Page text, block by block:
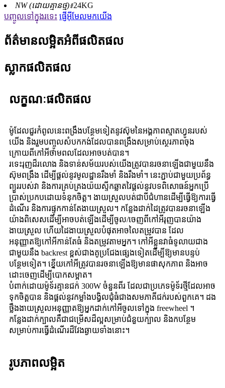
NW (ដោយគ្មានថ្ម)៖24KG
បញ្ចូលទៅក្នុងរទេះ ផ្ញើអ៊ីមែលមកយើង
ព័ត៌មានលម្អិតអំពីផលិតផល
ស្លាកផលិតផល
លក្ខណៈផលិតផល
ម៉ូដែលជួរកំពូលនេះពង្រឹងបន្ថែមទៀតនូវស៊ុមនៃអង្គភាពស្មាតហ្វូនរបស់
យើង និងរួមបញ្ចូលសំបកកង់ដែលបានពង្រឹងសម្រាប់ស្ថេរភាពចុង
ក្រោយពីកៅអីថាមពលដែលអាចបត់បាន។
រទេះរុញដ៏រលោង និងទាន់សម័យរបស់យើងត្រូវបានរចនាឡើងជាមួយនឹង
ស៊ុមពង្រឹង ដើម្បីផ្តល់នូវមូលដ្ឋានរឹងមាំ និងរឹងមាំ។ នេះភ្ជាប់ជាមួយប្រព័ន្ធ
ព្យួររបស់វា និងការគ្រប់គ្រងយ៉យស្ទីកឆ្លាតវៃផ្តល់នូវបទពិសោធន៍អ្នកប្រើ
ប្រាស់ប្រកបដោយទំនុកចិត្ត។ ងាយស្រួលបត់ជាបីជំហានដើម្បីធ្វើឱ្យការធ្វើ
ដំណើរ និងការផ្ទុកកាន់តែងាយស្រួល។ កន្លែងដាក់ដៃត្រូវបានរចនាឡើង
យ៉ាងពិសេសដើម្បីអាចបត់ឡើងដើម្បីចូល/ចេញពីកៅអីរុញបានយ៉ាង
ងាយស្រួល ហើយដៃងាយស្រួលបំផុតអាចលៃតម្រូវបាន ដែល
អនុញ្ញាតឱ្យកៅអីកាន់តែធំ និងតម្រូវតាមអ្នក។ កៅអីខ្លួនវាធំទូលាយជាង
ជាមួយនឹង backrest ខ្ពស់ជាងគូប្រជែងផ្សេងទៀតដើម្បីឱ្យមានបន្ទប់
បន្ថែមទៀត។ ខ្នើយ​កៅ​អី​ត្រូវ​បាន​រចនា​ឡើង​ឱ្យ​មាន​ផាសុកភាព និង​អាច​
ដោះ​ចេញ​ដើម្បី​បោក​សម្អាត។
បំពាក់ដោយម៉ូទ័រគ្មានជក់ 300W ចំនួនពីរ ដែលជាប្រភេទម៉ូទ័រថ្មីដែលអាច
ទុកចិត្តបាន និងផ្តល់នូវកម្លាំងបង្វិលជុំធំជាងសមភាគីជក់របស់ពួកគេ។ ដង
ថ្លឹងងាយស្រួលអនុញ្ញាតឱ្យអ្នកដាក់កៅអីចូលទៅក្នុង freewheel ។
កន្លែងដាក់ក្បាលគឺជាជម្រើសដ៏ល្អសម្រាប់ជំនួយក្បាល និងកបន្ថែម
សម្រាប់ការធ្វើដំណើរដ៏វែងឆ្ងាយទាំងនោះ។
រូបភាពលម្អិត